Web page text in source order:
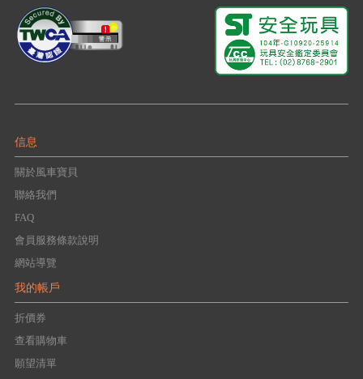
信息
關於風車寶貝
聯絡我們
FAQ
會員服務條款說明
網站導覽
我的帳戶
折價券
查看購物車
願望清單